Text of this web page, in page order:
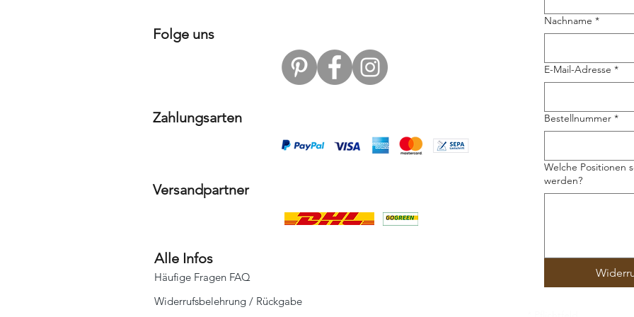
Folge uns
Zahlungsarten
Nachname *
E-Mail-Adresse *
Bestellnummer *
Welche Positionen
werden?
Versandpartner
Alle Infos
Häufige Fragen FAQ
Widerrufsbelehrung / Rückgabe